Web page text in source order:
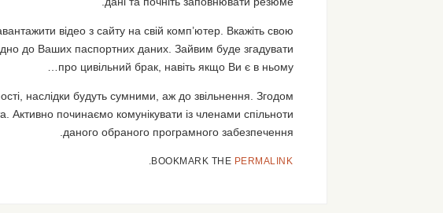
відео з сайту на свій комп’ютер. Вкажіть свою
до Ваших паспортних даних. Зайвим буде згадувати
про цивільний брак, навіть якщо Ви є в ньому…
наслідки будуть сумними, аж до звільнення. Згодом
Активно починаємо комунікувати із членами спільноти
даного обраного програмного забезпечення.
BOOKMARK THE PERMALINK
.